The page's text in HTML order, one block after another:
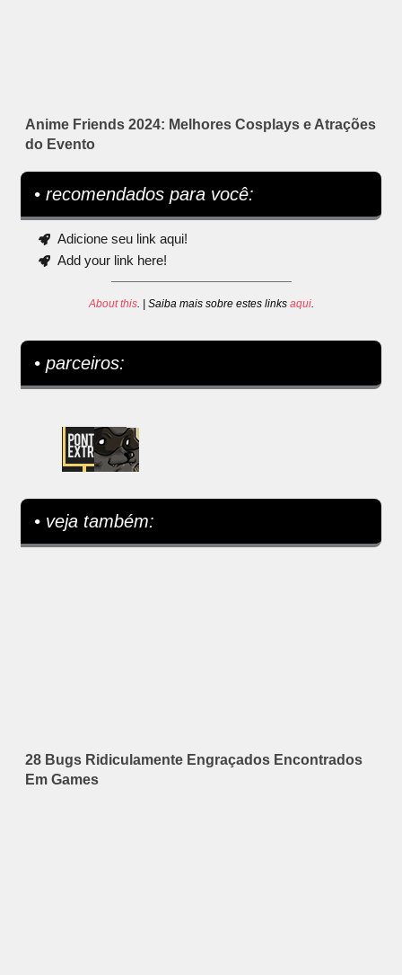
Anime Friends 2024: Melhores Cosplays e Atrações
do Evento
• recomendados para você:
Adicione seu link aqui!
Add your link here!
About this. | Saiba mais sobre estes links aqui.
• parceiros:
• veja também:
28 Bugs Ridiculamente Engraçados Encontrados
Em Games